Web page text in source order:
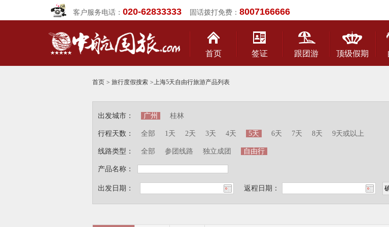
客户服务电话：020-62833333 固话拨打免费：8007166666
首页 签证 跟团游 顶级假期
首页 > 旅行度假搜索 >上海5天自由行旅游产品列表
出发城市：
行程天数：
线路类型：
产品名称：
广州 桂林
全部 1天 2天 3天 4天 5天 6天 7天 8天 9天或以上
全部 参团线路 独立成团 自由行
出发日期： 返程日期：